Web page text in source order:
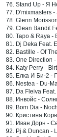
76. Stand Up - Я
77. D'mixmasters
78. Glenn
79. Clean Bandit
80. Tapo & Raya -
81. Dj Deka Feat.
82. Bastille - Of
83. One Direction
84. Katy Perry -
85. Елка И Би-2 -
86. Nestea - Du-
87. Da Fleiva
88. Инвойс -
89. Bom Dia -
90. Кристина
91. Иван Дорн -
92. Pj & Duncan -